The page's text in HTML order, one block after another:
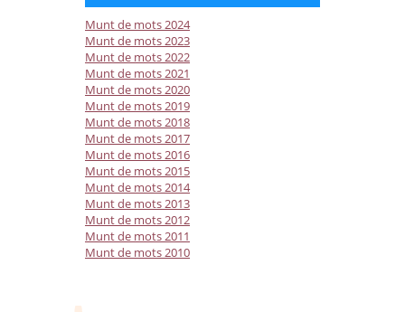
Munt de mots 2024
Munt de mots 2023
Munt de mots 2022
Munt de mots 2021
Munt de mots 2020
Munt de mots 2019
Munt de mots 2018
Munt de mots 2017
Munt de mots 2016
Munt de mots 2015
Munt de mots 2014
Munt de mots 2013
Munt de mots 2012
Munt de mots 2011
Munt de mots 2010